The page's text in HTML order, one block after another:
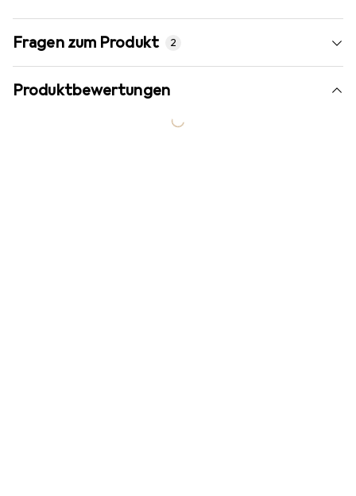
Fragen zum Produkt 2
Produktbewertungen